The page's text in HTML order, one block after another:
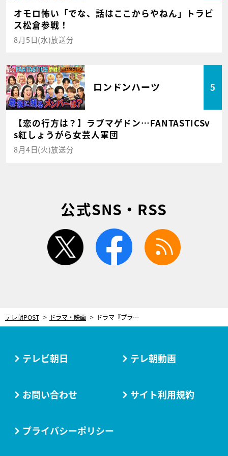
オモロ怖い「でな、話はここからやねん」トラビ
ス松倉参戦！
8月5日(水)放送分
ロンドンハーツ 5
【恋の行方は？】ラブマゲドン…FANTASTICSv
s紅しょうがら女芸人軍団
8月4日(火)放送分
公式SNS・RSS
twitter facebook
テレ朝POST ドラマ・映画 ドラマ『プライベートバンカー』SPゲストを先行解禁！堺正章、玉木宏が登場
テレビ朝日 テレ朝動画
お問い合わせ サイト利用規約
プライバシーポリシー